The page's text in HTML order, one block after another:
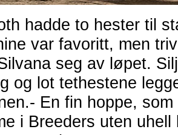
hadde to hester til
var favoritt, men
seg av løpet.
og lot tethestene
En fin hoppe,
i Breeders uten uhell